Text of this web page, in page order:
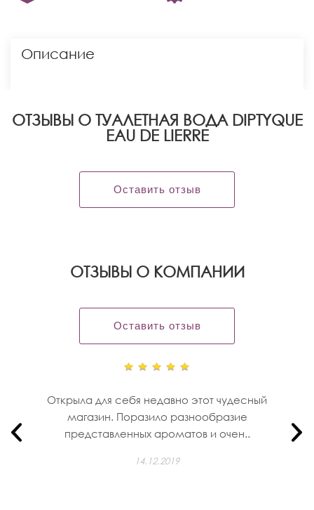
Описание
ОТЗЫВЫ О ТУАЛЕТНАЯ ВОДА DIPTYQUE
EAU DE LIERRE
Оставить отзыв
OТЗЫВЫ О КОМПАНИИ
Оставить отзыв
Открыла для себя недавно этот чудесный
магазин. Поразило разнообразие
представленных ароматов и очен..
14.12.2019